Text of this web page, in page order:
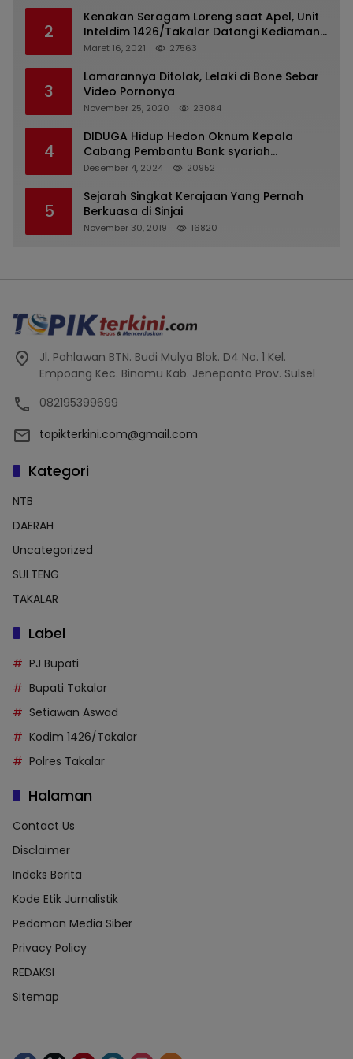
2
Kenakan Seragam Loreng saat Apel, Unit
Inteldim 1426/Takalar Datangi Kediaman
Kasatpol PP
Maret 16, 2021 27563
3
Lamarannya Ditolak, Lelaki di Bone Sebar
Video Pornonya
November 25, 2020 23084
4
DIDUGA Hidup Hedon Oknum Kepala
Cabang Pembantu Bank syariah
Indonesia Unit Hasan Basri di Banjarmasin
Milyaran Rupiah dan Bilyet Giro Tidak
Terdaftar, OJK Kalsel : Bertemu Tanggal 11
Desember 4, 2024 20952
5
Sejarah Singkat Kerajaan Yang Pernah
Berkuasa di Sinjai
November 30, 2019 16820
Jl. Pahlawan BTN. Budi Mulya Blok. D4 No. 1 Kel.
Empoang Kec. Binamu Kab. Jeneponto Prov. Sulsel
082195399699
topikterkini.com@gmail.com
Kategori
NTB
DAERAH
Uncategorized
SULTENG
TAKALAR
Label
PJ Bupati
Bupati Takalar
Setiawan Aswad
Kodim 1426/Takalar
Polres Takalar
Halaman
Contact Us
Disclaimer
Indeks Berita
Kode Etik Jurnalistik
Pedoman Media Siber
Privacy Policy
REDAKSI
Sitemap